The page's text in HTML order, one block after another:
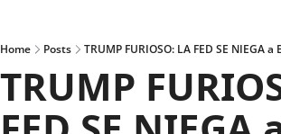
Home Posts TRUMP FURIOSO: LA FED SE NIEGA a
TRUMP